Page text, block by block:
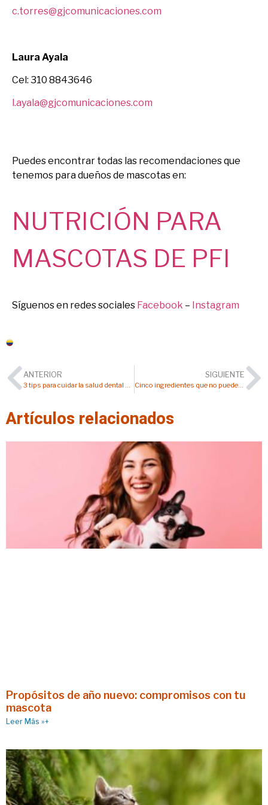
c.torres@gjcomunicaciones.com
Laura Ayala
Cel: 310 8843646
l.ayala@gjcomunicaciones.com
Puedes encontrar todas las recomendaciones que
tenemos para dueños de mascotas en:
NUTRICIÓN PARA
MASCOTAS DE PFI
Síguenos en redes sociales Facebook – Instagram
ANTERIOR
3 tips para cuidar la salud dental de tu mascota
SIGUIENTE
Cinco ingredientes que no pueden faltar en el alimento de tu mascota con alopecia
Artículos relacionados
Propósitos de año nuevo: compromisos con tu
mascota
Leer Más »+